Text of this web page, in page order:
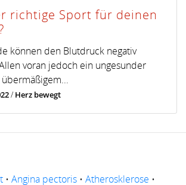
richtige Sport für deinen
können den Blutdruck negativ
voran jedoch ein ungesunder
/Herz bewegt
• Angina pectoris • Atherosklerose •